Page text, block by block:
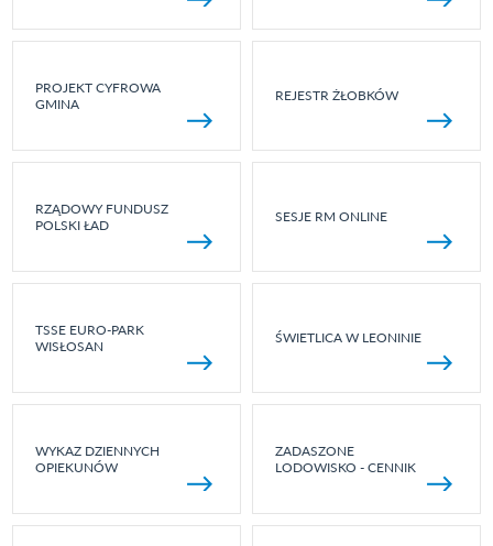
PROJEKT CYFROWA
GMINA
REJESTR ŻŁOBKÓW
RZĄDOWY FUNDUSZ
POLSKI ŁAD
SESJE RM ONLINE
TSSE EURO-PARK
WISŁOSAN
ŚWIETLICA W LEONINIE
WYKAZ DZIENNYCH
OPIEKUNÓW
ZADASZONE
LODOWISKO - CENNIK